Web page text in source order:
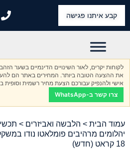
קבע איתנו פגישה
לקוחות יקרים, לאור השינויים הדינמיים בשער
את ההצעה הטובה ביותר. המחירים באתר הם
אישי ולהנפיק עבורכם הצעת מחיר רשמית וסופית
צרו קשר ב-WhatsApp
עמוד הבית > הלבשה ואביזרים >
18 קראט (חדש)